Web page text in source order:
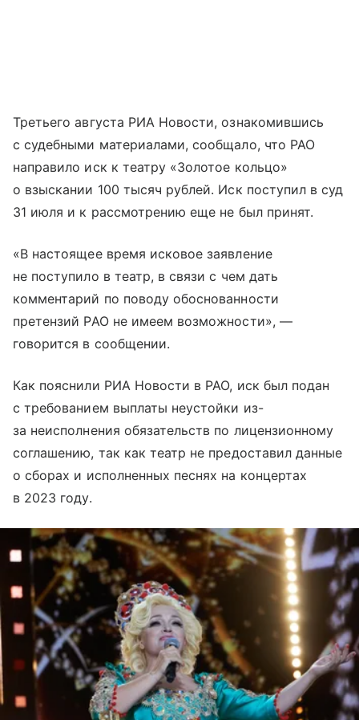
Третьего августа РИА Новости, ознакомившись
с судебными материалами, сообщало, что РАО
направило иск к театру «Золотое кольцо»
о взыскании 100 тысяч рублей. Иск поступил в суд
31 июля и к рассмотрению еще не был принят.
«В настоящее время исковое заявление
не поступило в театр, в связи с чем дать
комментарий по поводу обоснованности
претензий РАО не имеем возможности», —
говорится в сообщении.
Как пояснили РИА Новости в РАО, иск был подан
с требованием выплаты неустойки из-
за неисполнения обязательств по лицензионному
соглашению, так как театр не предоставил данные
о сборах и исполненных песнях на концертах
в 2023 году.